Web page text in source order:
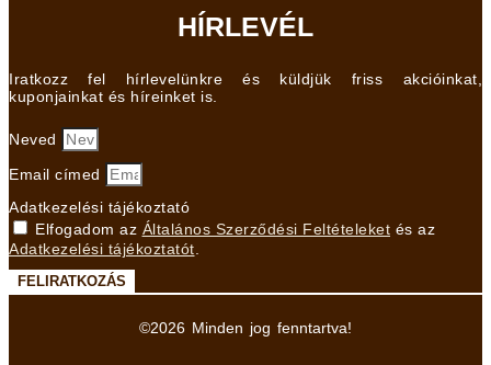
HÍRLEVÉL
Iratkozz fel hírlevelünkre és küldjük friss akcióinkat,
kuponjainkat és híreinket is.
Neved
Email címed
Adatkezelési tájékoztató
Elfogadom az Általános Szerződési Feltételeket és az
Adatkezelési tájékoztatót
FELIRATKOZÁS
©2026 Minden jog fenntartva!